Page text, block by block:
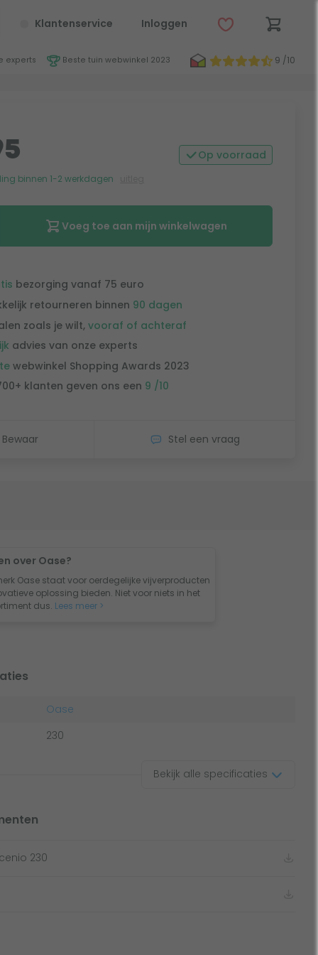
Klantenservice Inloggen
experts Beste tuin webwinkel 2023
9 /10
Op voorraad
binnen 1-2 werkdagen
Voeg toe aan mijn winkelwagen
bezorging vanaf 75 euro
retourneren binnen 90 dagen
zoals je wilt,vooraf of achteraf
advies van onze experts
webwinkel Shopping Awards 2023
klanten geven ons een 9 /10
Bewaar Stel een vraag
over Oase?
Oase staat voor oerdegelijke vijverproducten
oplossing bieden. Niet voor niets in het
dus. Lees meer >
Oase
230
Bekijk alle specificaties
230